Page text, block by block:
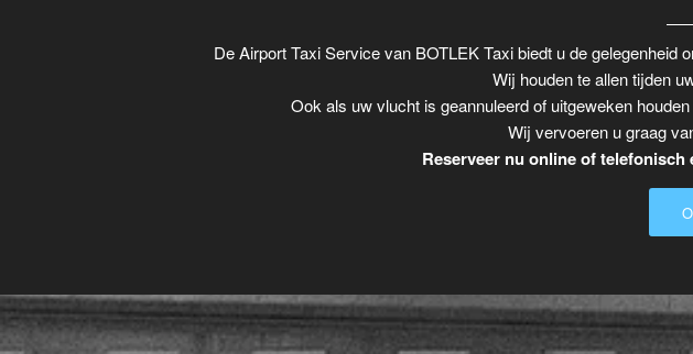
De Airport Taxi Service van BOTLEK Taxi biedt u de gelegenheid
Wij houden te allen tijden
Ook als uw vlucht is geannuleerd of uitgeweken
Wij vervoeren u graag
Reserveer nu online of